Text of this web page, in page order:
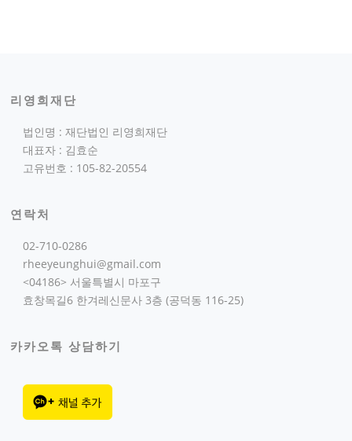
리영희재단
법인명 : 재단법인 리영희재단
대표자 : 김효순
고유번호 : 105-82-20554
연락처
02-710-0286
rheeyeunghui@gmail.com
<04186> 서울특별시 마포구
효창목길6 한겨레신문사 3층 (공덕동 116-25)
카카오톡 상담하기